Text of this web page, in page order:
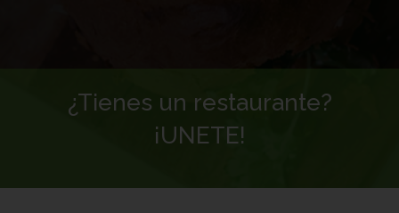
¿Tienes un restaurante?
¡UNETE!